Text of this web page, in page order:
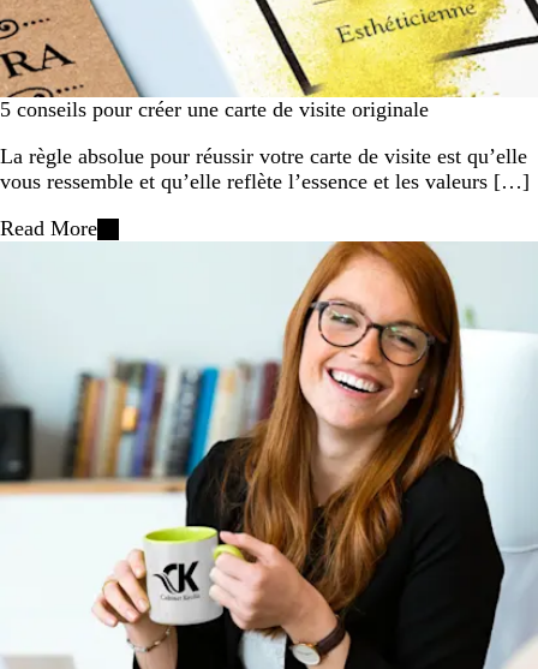
5 conseils pour créer une carte de visite originale
La règle absolue pour réussir votre carte de visite est qu’elle
vous ressemble et qu’elle reflète l’essence et les valeurs […]
Read More